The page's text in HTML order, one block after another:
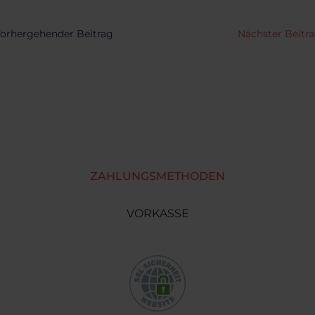
Beitrag Nächster
ZAHLUNGSMETHODEN
VORKASSE